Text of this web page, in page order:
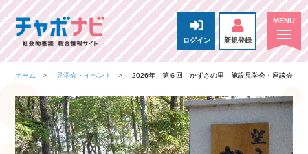
ログイン 新規登録
ホーム 見学会・イベント 2026年 第６回 かずさの里 施設見学会・座談会